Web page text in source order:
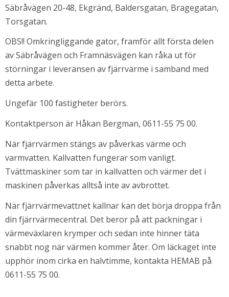
Säbråvägen 20-48, Ekgränd, Baldersgatan, Bragegatan,
Torsgatan.
OBS!! Omkringliggande gator, framför allt första delen
av Säbråvägen och Framnäsvägen kan råka ut för
störningar i leveransen av fjärrvärme i samband med
detta arbete.
Ungefär 100 fastigheter berörs.
Kontaktperson är Håkan Bergman, 0611-55 75 00.
När fjärrvärmen stängs av påverkas värme och
varmvatten. Kallvatten fungerar som vanligt.
Tvättmaskiner som tar in kallvatten och värmer det i
maskinen påverkas alltså inte av avbrottet.
När fjärrvärmevattnet kallnar kan det börja droppa från
din fjärrvärmecentral. Det beror på att packningar i
värmeväxlaren krymper och sedan inte hinner täta
snabbt nog när värmen kommer åter. Om läckaget inte
upphör inom cirka en halvtimme, kontakta HEMAB på
0611-55 75 00.